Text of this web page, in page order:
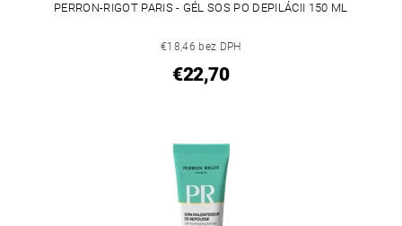
PERRON-RIGOT PARIS - GÉL SOS PO DEPILÁCII 150 ML
€18,46 bez DPH
€22,70